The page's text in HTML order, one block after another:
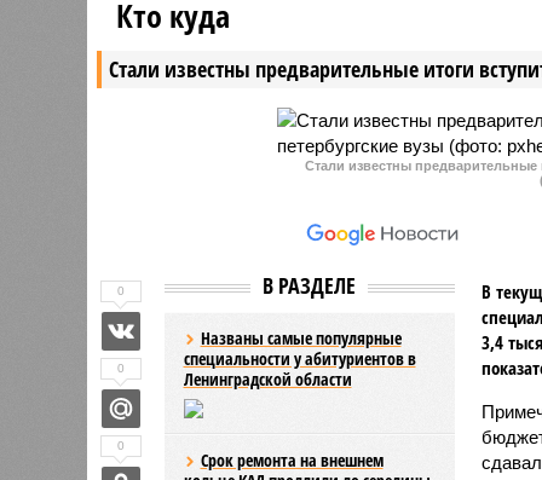
иностранных языках с 1 марта
этого года все-таки не случится.
Стали известны предварительные итоги
Кто куда
Стали известны предварительные
В РАЗДЕЛЕ
Названы самые популярные
специальности у абитуриентов в
Ленинградской области
Срок ремонта на внешнем
В
3,4
0
0
0